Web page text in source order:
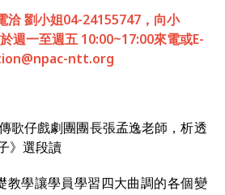
洽 劉小姐04-24155747，向小
週一至週五 10:00~17:00來電或E-
ntt.org
歌仔戲劇團團長張孟逸老師，析透
》選段讀
教學讓學員學習四大曲調的各個變